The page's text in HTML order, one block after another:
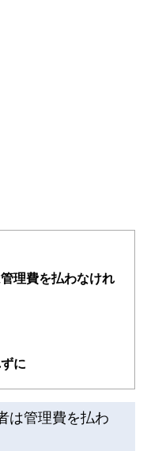
理費を払わなけれ
に
は管理費を払わ